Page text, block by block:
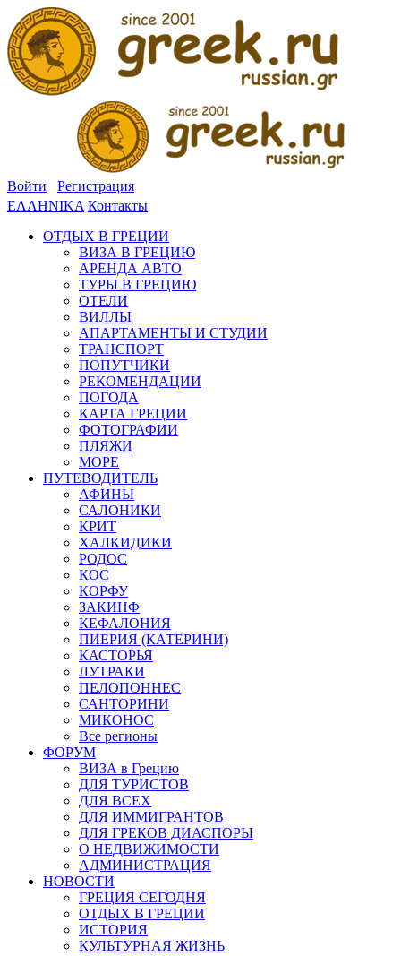
Войти
Регистрация
ΕΛΛΗΝΙΚΑ Контакты
ОТДЫХ В ГРЕЦИИ
ВИЗА В ГРЕЦИЮ
АРЕНДА АВТО
ТУРЫ В ГРЕЦИЮ
ОТЕЛИ
ВИЛЛЫ
АПАРТАМЕНТЫ И СТУДИИ
ТРАНСПОРТ
ПОПУТЧИКИ
РЕКОМЕНДАЦИИ
ПОГОДА
КАРТА ГРЕЦИИ
ФОТОГРАФИИ
ПЛЯЖИ
МОРЕ
ПУТЕВОДИТЕЛЬ
АФИНЫ
САЛОНИКИ
КРИТ
ХАЛКИДИКИ
РОДОС
КОС
КОРФУ
ЗАКИНФ
КЕФАЛОНИЯ
ПИЕРИЯ (КАТЕРИНИ)
КАСТОРЬЯ
ЛУТРАКИ
ПЕЛОПОННЕС
САНТОРИНИ
МИКОНОС
Все регионы
ФОРУМ
ВИЗА в Грецию
ДЛЯ ТУРИСТОВ
ДЛЯ ВСЕХ
ДЛЯ ИММИГРАНТОВ
ДЛЯ ГРЕКОВ ДИАСПОРЫ
О НЕДВИЖИМОСТИ
АДМИНИСТРАЦИЯ
НОВОСТИ
ГРЕЦИЯ СЕГОДНЯ
ОТДЫХ В ГРЕЦИИ
ИСТОРИЯ
КУЛЬТУРНАЯ ЖИЗНЬ